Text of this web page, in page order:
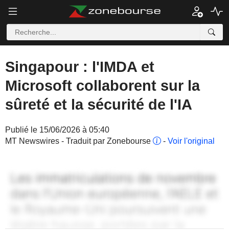
Singapour : l'IMDA et
Microsoft collaborent sur la
sûreté et la sécurité de l'IA
Publié le 15/06/2026 à 05:40
MT Newswires - Traduit par Zonebourse
- Voir l'original